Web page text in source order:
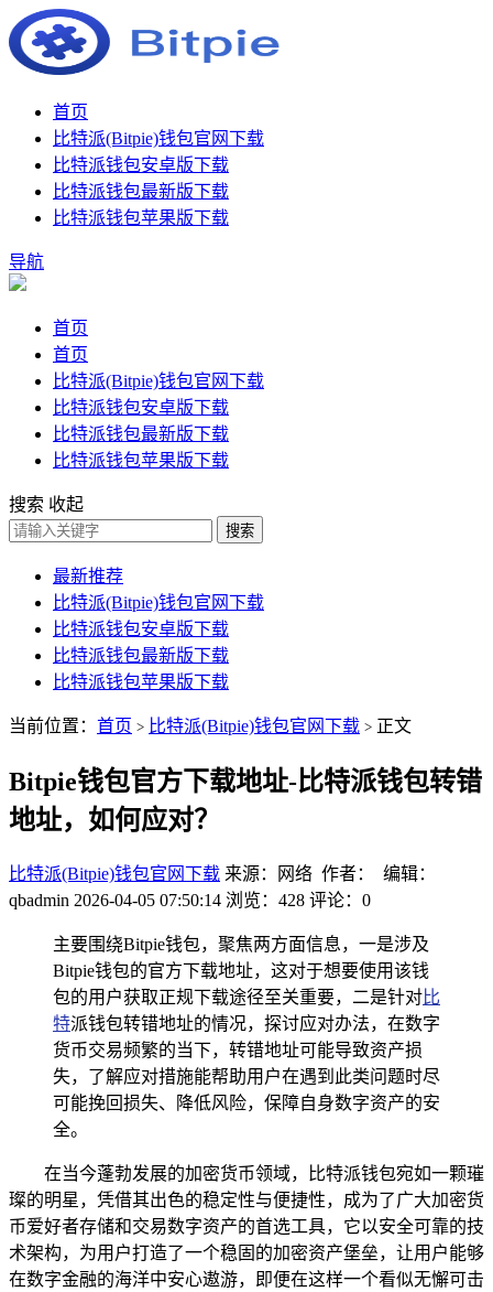
首页
比特派(Bitpie)钱包官网下载
比特派钱包安卓版下载
比特派钱包最新版下载
比特派钱包苹果版下载
导航
首页
首页
比特派(Bitpie)钱包官网下载
比特派钱包安卓版下载
比特派钱包最新版下载
比特派钱包苹果版下载
搜索 收起
搜索
最新推荐
比特派(Bitpie)钱包官网下载
比特派钱包安卓版下载
比特派钱包最新版下载
比特派钱包苹果版下载
当前位置： 首页 > 比特派(Bitpie)钱包官网下载 > 正文
Bitpie钱包官方下载地址-比特派钱包转错
地址，如何应对？
比特派(Bitpie)钱包官网下载 来源：网络 作者： 编辑：
qbadmin 2026-04-05 07:50:14 浏览：428 评论：0
主要围绕Bitpie钱包，聚焦两方面信息，一是涉及
Bitpie钱包的官方下载地址，这对于想要使用该钱
包的用户获取正规下载途径至关重要，二是针对比
特派钱包转错地址的情况，探讨应对办法，在数字
货币交易频繁的当下，转错地址可能导致资产损
失，了解应对措施能帮助用户在遇到此类问题时尽
可能挽回损失、降低风险，保障自身数字资产的安
全。
在当今蓬勃发展的加密货币领域，比特派钱包宛如一颗璀
璨的明星，凭借其出色的稳定性与便捷性，成为了广大加密货
币爱好者存储和交易数字资产的首选工具，它以安全可靠的技
术架构，为用户打造了一个稳固的加密资产堡垒，让用户能够
在数字金融的海洋中安心遨游，即便在这样一个看似无懈可击